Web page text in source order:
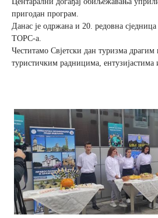
Сеоски туризам
Омладински туризам
Списак дестинација
Мапа дестинација
Манифестације
пригодан програм.
Данас је одржана и 20. редовна
ТОРС-а.
Честитамо Свјетски дан туризма драгим
туристичким радницима,